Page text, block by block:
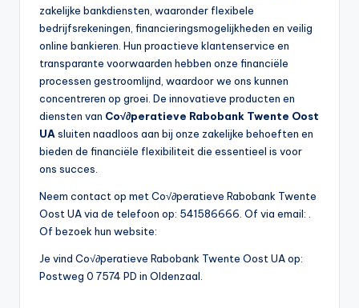
zakelijke bankdiensten, waaronder flexibele
bedrijfsrekeningen, financieringsmogelijkheden en veilig
online bankieren. Hun proactieve klantenservice en
transparante voorwaarden hebben onze financiële
processen gestroomlijnd, waardoor we ons kunnen
concentreren op groei. De innovatieve producten en
diensten van Co√∂peratieve Rabobank Twente Oost
UA sluiten naadloos aan bij onze zakelijke behoeften en
bieden de financiële flexibiliteit die essentieel is voor
ons succes.
Neem contact op met Co√∂peratieve Rabobank Twente
Oost UA via de telefoon op: 541586666. Of via email:
Of bezoek hun website:
Je vind Co√∂peratieve Rabobank Twente Oost UA op:
Postweg 0 7574 PD in Oldenzaal.